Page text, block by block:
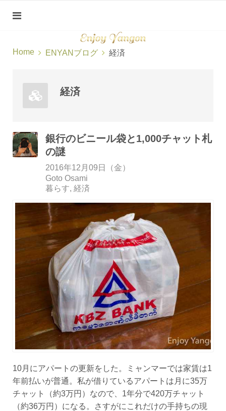
Home ENYANブログ 経済
経済
銀行のビニール袋と1,000チャット札
の謎
2016年12月09日（金）
Goto Osami
暮らす 経済
10月にアパートの更新をした。ミャンマーでは家賃は1
年前払いが普通。私が借りているアパートは月に35万
チャット（約3万円）なので、1年分で420万チャット
（約36万円）になる。さすがにこれだけの手持ちの現